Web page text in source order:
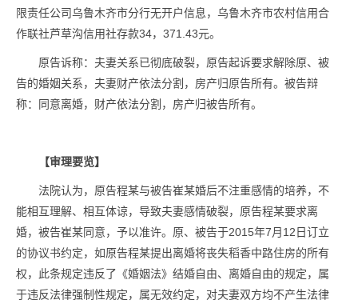
限责任公司乌鲁木齐市分行无开户信息，乌鲁木齐市农村信用合
作联社芦草沟信用社存款34，371.43元。
原告诉称：夫妻关系已彻底破裂，原告起诉要求解除原、被
告的婚姻关系，夫妻财产依法分割，房产归原告所有。被告辩
称：同意离婚，财产依法分割，房产归被告所有。
【审理要览】
法院认为，原告程某与被告崔某婚后不注重感情的培养，不
能相互理解、相互体谅，导致夫妻感情破裂，原告程某要求离
婚，被告崔某同意，予以准许。原、被告于2015年7月12日订立
的协议书约定，如原告程某提出离婚将丧失稻香中路住房的所有
权，此条规定违反了《婚姻法》结婚自由、离婚自由的规定，属
于违反法律强制性规定，属无效约定，对夫妻双方均不产生法律